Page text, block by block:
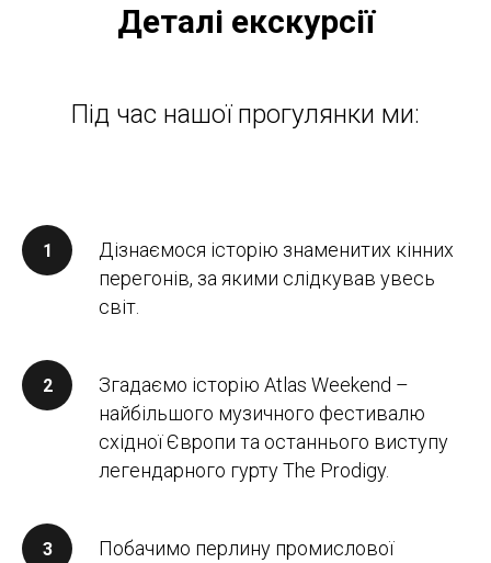
Деталі екскурсії
Під час нашої прогулянки ми:
Дізнаємося історію знаменитих кінних
перегонів, за якими слідкував увесь
світ.
Згадаємо історію Atlas Weekend –
найбільшого музичного фестивалю
східної Європи та останнього виступу
легендарного гурту The Prodigy.
Побачимо перлину промислової